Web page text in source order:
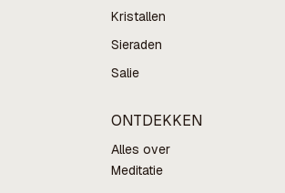
Kristallen
Sieraden
Salie
ONTDEKKEN
Alles over
Meditatie